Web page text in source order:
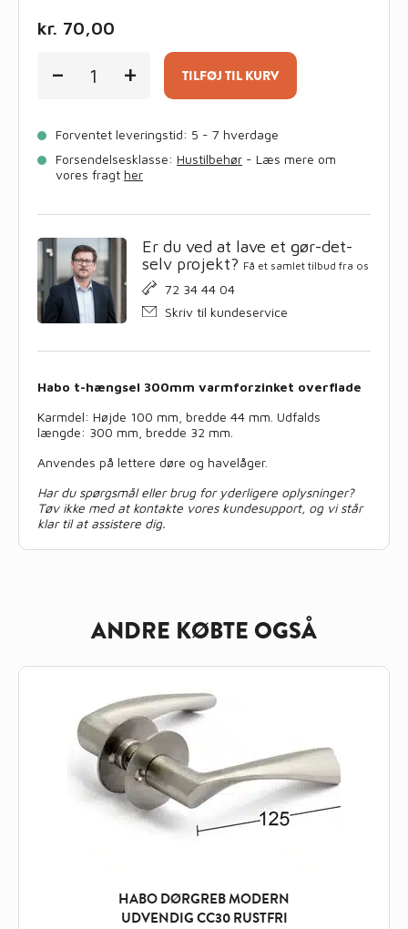
kr. 70,00
-
antal
+ TILFØJ TIL KURV
Forventet leveringstid: 5 - 7 hverdage
Forsendelsesklasse: Hustilbehør - Læs mere om
vores fragt her
Er du ved at lave et gør-det-
selv projekt? Få et samlet tilbud fra os
72 34 44 04
Skriv til kundeservice
Habo t-hængsel 300mm varmforzinket overflade
Karmdel: Højde 100 mm, bredde 44 mm. Udfalds
længde: 300 mm, bredde 32 mm.
Anvendes på lettere døre og havelåger.
Har du spørgsmål eller brug for yderligere oplysninger?
Tøv ikke med at kontakte vores kundesupport, og vi står
klar til at assistere dig.
ANDRE KØBTE OGSÅ
HABO DØRGREB MODERN
UDVENDIG CC30 RUSTFRI